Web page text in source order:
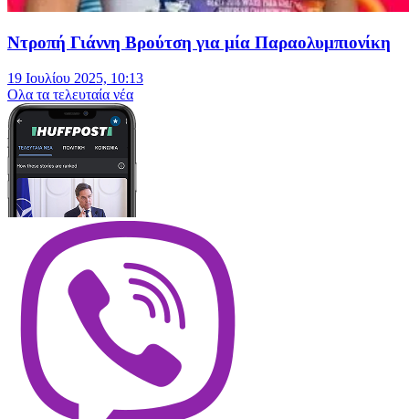
Ντροπή Γιάννη Βρούτση για μία Παραολυμπιονίκη
19 Ιουλίου 2025, 10:13
Oλα τα τελευταία νέα